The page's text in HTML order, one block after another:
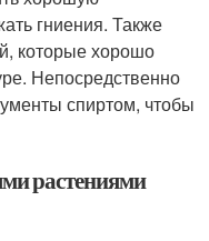
гниения. Также
которые хорошо
Непосредственно
спиртом, чтобы
растениями